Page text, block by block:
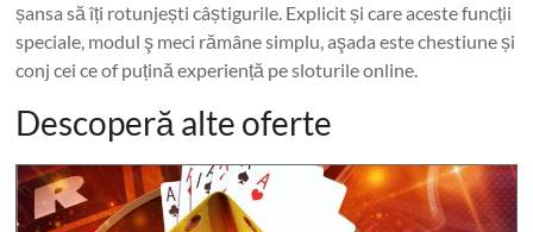
șansa să îți rotunjești câștigurile. Explicit și care aceste funcții
speciale, modul ş meci rămâne simplu, aşada este chestiune și
conj cei ce of puțină experiență pe sloturile online.
Descoperă alte oferte